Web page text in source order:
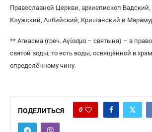
Православной Церкви, архиепископ
Клужский, Албийский, Кришанский и
** Агиасма (греч. Αγίασμα – святыня) – в
святой воды, то есть воды, освящённой в
определённому чину.
ПОДЕЛИТЬСЯ 0